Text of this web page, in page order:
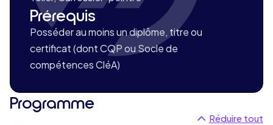
Prérequis
Posséder au moins un diplôme, titre ou
certificat (dont CQP ou Socle de
compétences CléA)
Programme
Réduire tout